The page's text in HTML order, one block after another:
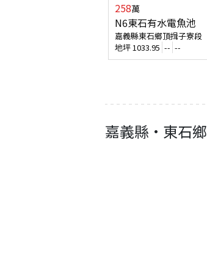
258萬
N6東石有水電魚池
嘉義縣東石鄉頂揖子寮段
地坪 1033.95 -- --
嘉義縣 · 東石鄉